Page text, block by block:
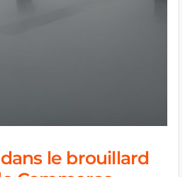
dans le brouillard